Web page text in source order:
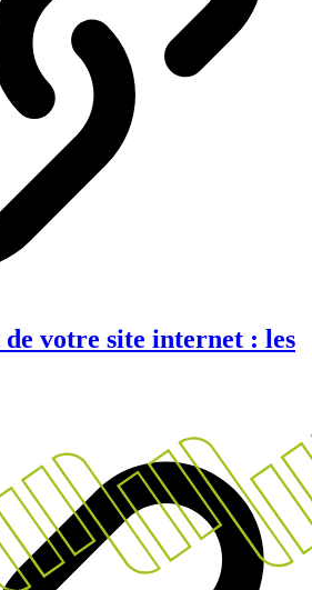
de votre site internet : les